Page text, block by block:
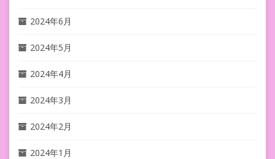
2024年6月
2024年5月
2024年4月
2024年3月
2024年2月
2024年1月